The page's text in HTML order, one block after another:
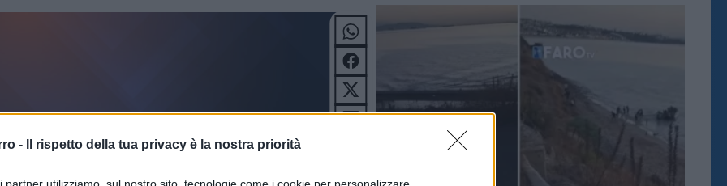
- Il rispetto della tua privacy è la nostra priorità